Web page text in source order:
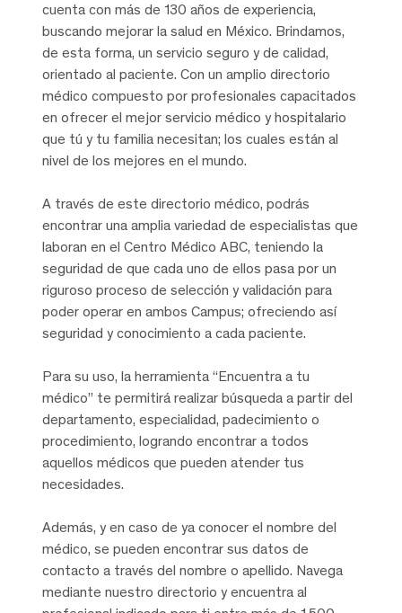
cuenta con más de 130 años de experiencia,
buscando mejorar la salud en México. Brindamos,
de esta forma, un servicio seguro y de calidad,
orientado al paciente. Con un amplio directorio
médico compuesto por profesionales capacitados
en ofrecer el mejor servicio médico y hospitalario
que tú y tu familia necesitan; los cuales están al
nivel de los mejores en el mundo.
A través de este directorio médico, podrás
encontrar una amplia variedad de especialistas que
laboran en el Centro Médico ABC, teniendo la
seguridad de que cada uno de ellos pasa por un
riguroso proceso de selección y validación para
poder operar en ambos Campus; ofreciendo así
seguridad y conocimiento a cada paciente.
Para su uso, la herramienta “Encuentra a tu
médico” te permitirá realizar búsqueda a partir del
departamento, especialidad, padecimiento o
procedimiento, logrando encontrar a todos
aquellos médicos que pueden atender tus
necesidades.
Además, y en caso de ya conocer el nombre del
médico, se pueden encontrar sus datos de
contacto a través del nombre o apellido. Navega
mediante nuestro directorio y encuentra al